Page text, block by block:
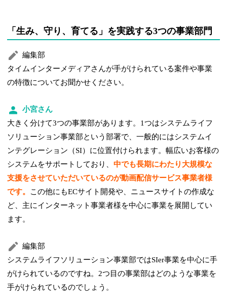
「生み、守り、育てる」を実践する3つの事業部門
編集部
タイムインターメディアさんが手がけられている案件や事業
の特徴についてお聞かせください。
小宮さん
大きく分けて3つの事業部があります。1つはシステムライフ
ソリューション事業部という部署で、一般的にはシステムイ
ンテグレーション（SI）に位置付けられます。幅広いお客様の
システムをサポートしており、中でも長期にわたり大規模な
支援をさせていただいているのが動画配信サービス事業者様
です。
この他にもECサイト開発や、ニュースサイトの作成な
ど、主にインターネット事業者様を中心に事業を展開してい
ます。
編集部
システムライフソリューション事業部ではSIer事業を中心に手
がけられているのですね。2つ目の事業部はどのような事業を
手がけられているのでしょう。